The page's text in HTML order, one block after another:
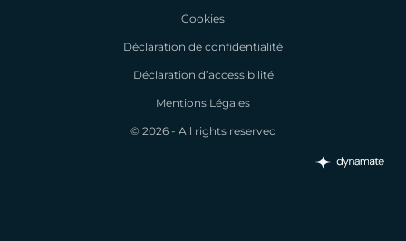
Cookies
Déclaration de confidentialité
Déclaration d’accessibilité
Mentions Légales
© 2026 - All rights reserved